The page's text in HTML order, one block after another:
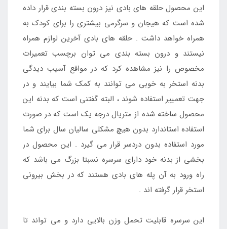
این محصول حلقه های بادی نیز درون بسته بندی قرار داده
شده است که هیجان و سرگرمی بیشتری را برای کودک به
همراه خواهد داشت . حلقه های بادی آخرین لوازم همراه
نیستند و درون بسته بندی می توان برچسب تعمیرات
مخصوص را نیز مشاهده کرد که در مواقع آسیب دیدگی
بدنه استخر به خوبی می توانند به کمک شما بیایند و در
جهت تعمییر استفاده شوند ، البته گفتنی است که بدنه این
محصول ساخته شده از متریال درجه یک است که در صورت
استفاده استاندارد بدون هیچ مشکلی سالیان سال برای شما
مورد استفاده بدون دردسر قرار می گیرد . این محصول در
بخشی از بدنه خود دارای سرسره نسبتا بزرگ می باشد که
راه ورود به آن پله های بادی هستند که در بخش بیرونی
استخر قرار گرفته اند .
این سرسره قابلیت تحمل وزن بالایی دارد و می تواند تا